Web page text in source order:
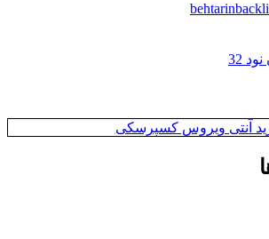
32
آنتی ویروس کسپرسکی